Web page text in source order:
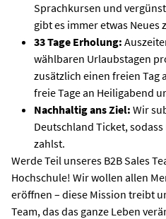
Sprachkursen und
gibt es immer etwas Neues
33 Tage Erholung:
wählbaren Urlaubstagen
zusätzlich einen freien Tag
freie Tage an Heiligabend
Nachhaltig ans Ziel: Wir
Deutschland Ticket,
zahlst.
Werde Teil unseres B2B Sales
Hochschule! Wir wollen allen
eröffnen – diese Mission treibt
Team, das das ganze Leben